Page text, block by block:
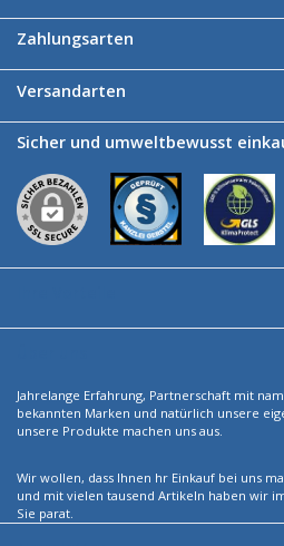
Zahlungsarten
Versandarten
Sicher und umweltbewusst
Jahrelange Erfahrung, Partnerschaft mit
bekannten Marken und natürlich unsere
unsere Produkte machen uns aus.
Wir wollen, dass Ihnen hr Einkauf bei uns
und mit vielen tausend Artikeln haben wir
Sie parat.